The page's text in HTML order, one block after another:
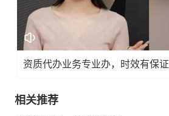
资质代办业务专业办，时效有保证
相关推荐